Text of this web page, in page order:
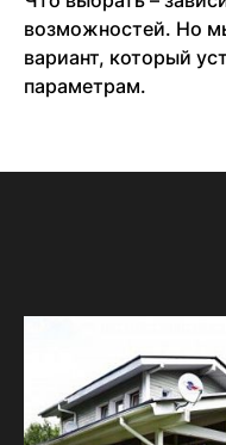
возможностей. Но
вариант, который
параметрам.